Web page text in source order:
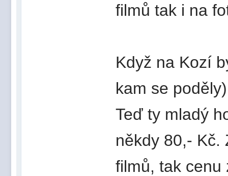
filmů tak i na
Když na Kozí
kam se
Teď ty mladý
někdy 80,- Kč.
filmů, tak cenu